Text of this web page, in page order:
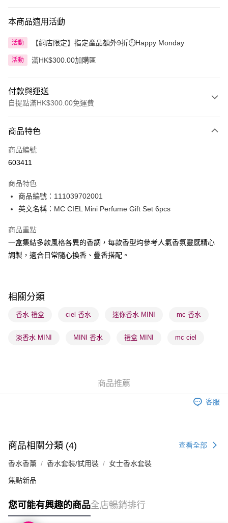
本商品適用活動
活動 【網店限定】指定產品額外9折⏱️Happy Monday
活動 滿HK$300.00加購區
付款與運送
自提點滿HK$300.00免運費
信用卡
Apple Pay
PayMe
WeChat Pay
BoC Pay
送貨方式
每筆HK$65.00，滿HK$300.00或以上免運費
確認發貨後1-3 工作天送達，訂單將隨機分配至SF順豐速運或京東
(香港門市) 只顯示可選門市。確認發貨後2-5個工作天到店，3天內
取。逾期會取消訂單，並不會安排重寄
商品特色
商品編號
603411
商品特色
商品編號：111039702001
英文名稱：MC CIEL Mini Perfume Gift Set 6pcs
商品重點
一盒集結多款風格各異的香調，每款香型均參考人氣香氛靈感精心
調製，適合日常隨心換香、疊香搭配。
相關分類
香水 禮盒 ciel 香水 迷你香水 MINI mc 香水
淡香水 MINI MINI 香水 禮盒 MINI mc ciel
商品推薦
客服
商品相關分類 (4) 查看全部
香水香薰 香水套裝/試用裝 女士香水套裝
焦點新品
您可能有興趣的商品全店暢銷排行